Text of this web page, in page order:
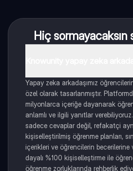
Hiç sormayacaksın
Yapay zeka arkadaşımız
özel olarak tasarlanmıştır.
milyonlarca içeriğe dayanarak
anlamlı ve ilgili yanıtlar
sadece cevaplar değil, refakatçi
kişiselleştirilmiş öğrenme planları,
içerikleri ve öğrencilerin becerilerine
dayalı %100 kişiselleştirme ile
öğrenme zorluklarında rehberlik